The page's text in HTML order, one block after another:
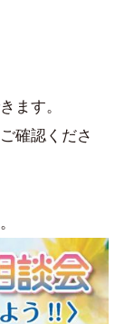
ます。
確認くださ